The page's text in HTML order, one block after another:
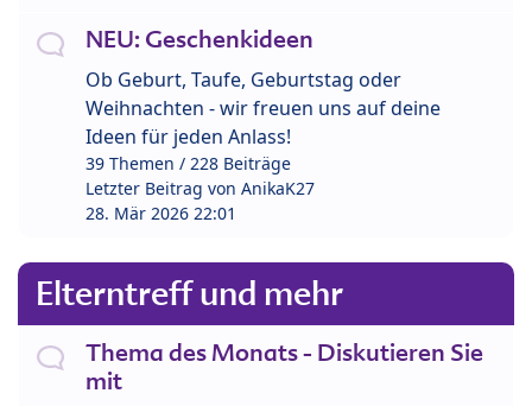
NEU: Geschenkideen
Ob Geburt, Taufe, Geburtstag oder
Weihnachten - wir freuen uns auf deine
Ideen für jeden Anlass!
39 Themen / 228 Beiträge
Letzter Beitrag von AnikaK27
28. Mär 2026 22:01
Elterntreff und mehr
Thema des Monats - Diskutieren Sie
mit